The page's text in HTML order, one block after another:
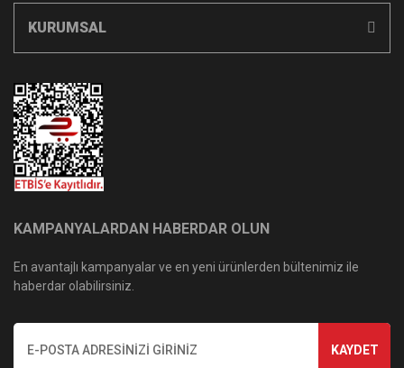
KURUMSAL
KAMPANYALARDAN HABERDAR OLUN
En avantajlı kampanyalar ve en yeni ürünlerden bültenimiz ile
haberdar olabilirsiniz.
KAYDET